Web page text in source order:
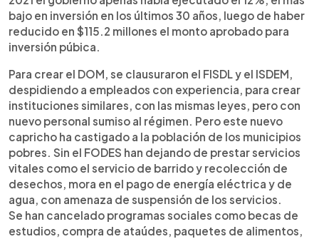
bajo en inversión en los últimos 30 años, luego de haber
reducido en $115.2 millones el monto aprobado para
inversión púbica.
Para crear el DOM, se clausuraron el FISDL y el ISDEM,
despidiendo a empleados con experiencia, para crear
instituciones similares, con las mismas leyes, pero con
nuevo personal sumiso al régimen. Pero este nuevo
capricho ha castigado a la población de los municipios
pobres. Sin el FODES han dejando de prestar servicios
vitales como el servicio de barrido y recolección de
desechos, mora en el pago de energía eléctrica y de
agua, con amenaza de suspensión de los servicios.
Se han cancelado programas sociales como becas de
estudios, compra de ataúdes, paquetes de alimentos,